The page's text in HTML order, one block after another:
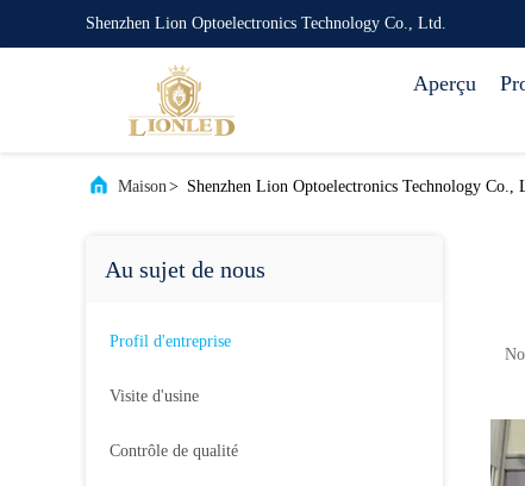
Shenzhen Lion Optoelectronics Technology Co., Ltd.
Aperçu
Maison> Shenzhen Lion Optoelectronics Technology
Au sujet de nous
Profil d'entreprise
Visite d'usine
Contrôle de qualité